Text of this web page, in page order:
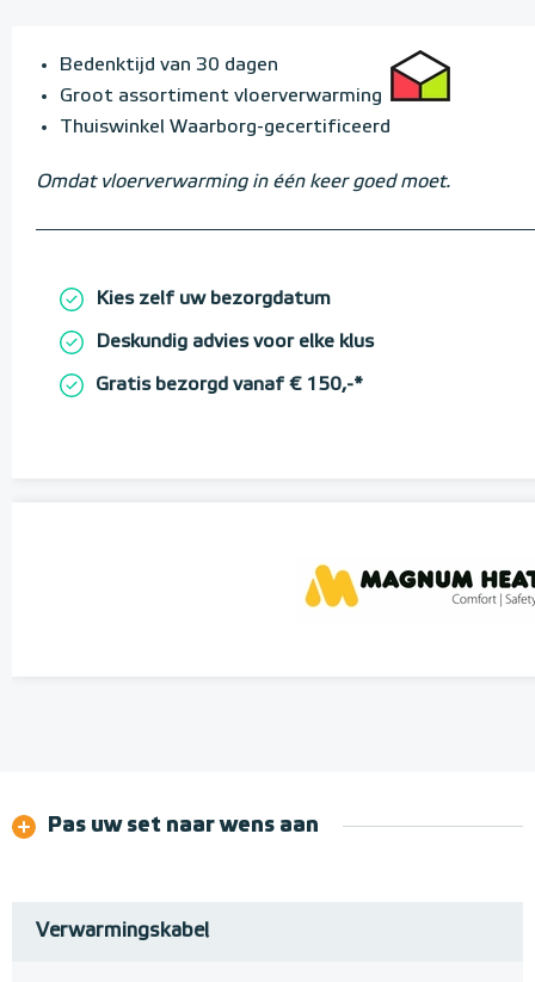
Bedenktijd van 30 dagen
Groot assortiment vloerverwarming
Thuiswinkel Waarborg-gecertificeerd
Omdat vloerverwarming in één keer goed moet.
Kies zelf uw bezorgdatum
Deskundig advies voor elke klus
Gratis bezorgd vanaf € 150,-*
Pas uw set naar wens aan
Verwarmingskabel